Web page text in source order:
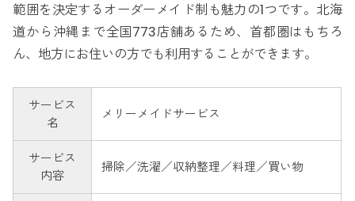
範囲を決定するオーダーメイド制も魅力の1つです。北海
道から沖縄まで全国773店舗あるため、首都圏はもちろ
ん、地方にお住いの方でも利用することができます。
サービス
名
メリーメイドサービス
サービス
内容
掃除／洗濯／収納整理／料理／買い物